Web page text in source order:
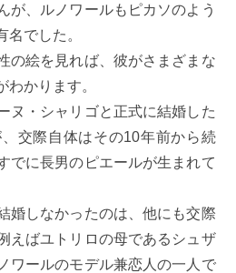
が、ルノワールもピカソのよう
名でした。
の絵を見れば、彼がさまざまな
わかります。
ヌ・シャリゴと正式に結婚した
交際自体はその10年前から続
でに長男のピエールが生まれて
婚しなかったのは、他にも交際
えばユトリロの母であるシュザ
ワールのモデル兼恋人の一人で